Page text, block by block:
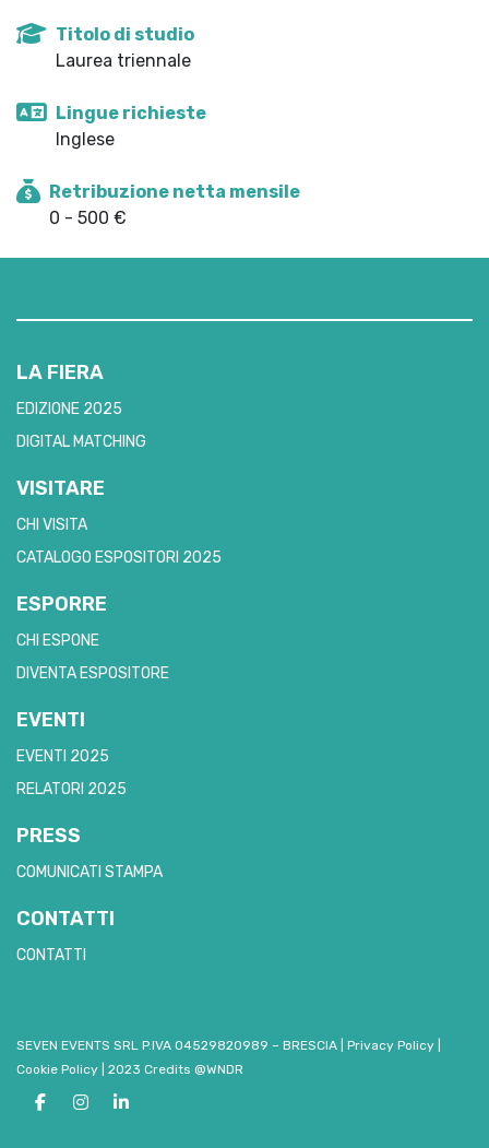
Titolo di studio
Laurea triennale
Lingue richieste
Inglese
Retribuzione netta mensile
0 - 500 €
LA FIERA
EDIZIONE 2025
DIGITAL MATCHING
VISITARE
CHI VISITA
CATALOGO ESPOSITORI 2025
ESPORRE
CHI ESPONE
DIVENTA ESPOSITORE
EVENTI
EVENTI 2025
RELATORI 2025
PRESS
COMUNICATI STAMPA
CONTATTI
CONTATTI
SEVEN EVENTS SRL P.IVA 04529820989 – BRESCIA Privacy Policy
Cookie Policy
2023 Credits @WNDR